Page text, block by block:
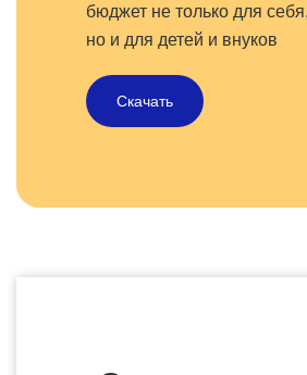
бюджет не только для себя,
но и для детей и внуков
Скачать